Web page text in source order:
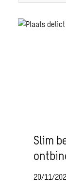
Slim
20/11/